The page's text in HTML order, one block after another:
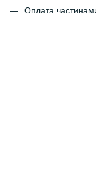
Оплата